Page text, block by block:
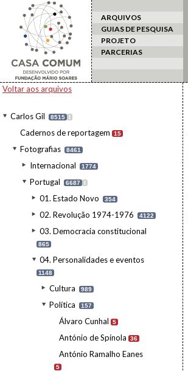
ARQUIVOS
GUIAS DE PESQUISA
PROJETO
PARCERIAS
Voltar aos arquivos
Carlos Gil 8515 I
Cadernos de reportagem 15
Fotografias 8461
Internacional 1774
Portugal 6687 I
01. Estado Novo 354
02. Revolução 1974-1976 4122
03. Democracia constitucional
865
04. Personalidades e eventos
1148
Cultura 989
Política 157
Álvaro Cunhal 5
António de Spínola 36
António Ramalho Eanes
5